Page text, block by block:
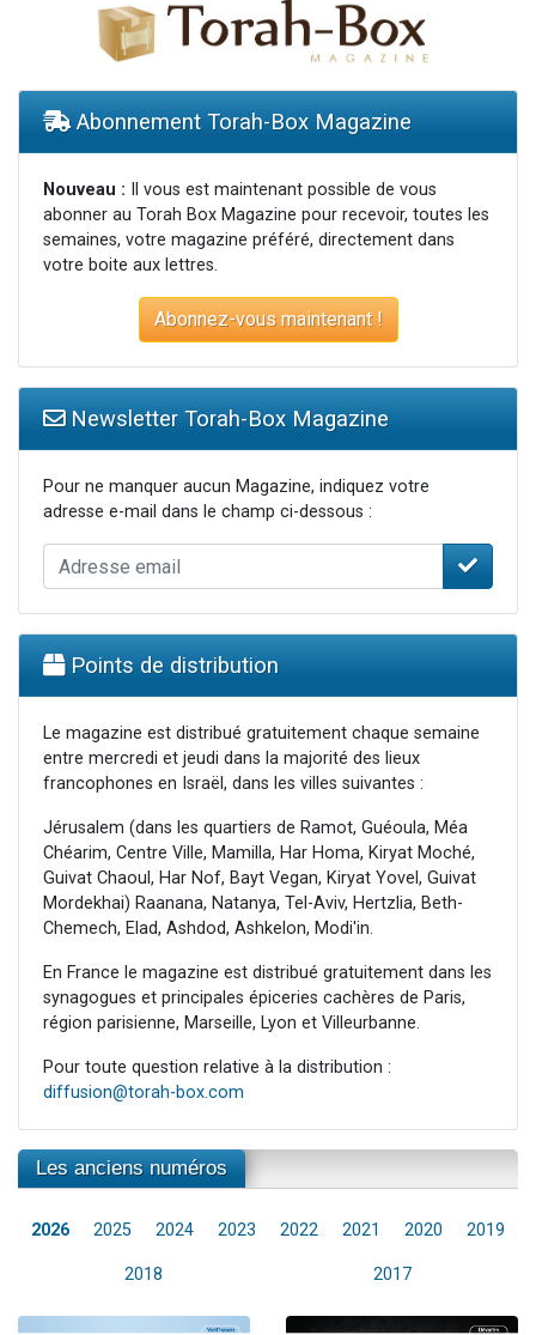
Abonnement Torah-Box Magazine
Nouveau : Il vous est maintenant possible de vous
abonner au Torah Box Magazine pour recevoir, toutes les
semaines, votre magazine préféré, directement dans
votre boite aux lettres.
Abonnez-vous maintenant !
Newsletter Torah-Box Magazine
Pour ne manquer aucun Magazine, indiquez votre
adresse e-mail dans le champ ci-dessous :
Points de distribution
Le magazine est distribué gratuitement chaque semaine
entre mercredi et jeudi dans la majorité des lieux
francophones en Israël, dans les villes suivantes :
Jérusalem (dans les quartiers de Ramot, Guéoula, Méa
Chéarim, Centre Ville, Mamilla, Har Homa, Kiryat Moché,
Guivat Chaoul, Har Nof, Bayt Vegan, Kiryat Yovel, Guivat
Mordekhai) Raanana, Natanya, Tel-Aviv, Hertzlia, Beth-
Chemech, Elad, Ashdod, Ashkelon, Modi'in.
En France le magazine est distribué gratuitement dans les
synagogues et principales épiceries cachères de Paris,
région parisienne, Marseille, Lyon et Villeurbanne.
Pour toute question relative à la distribution :
diffusion@torah-box.com
Les anciens numéros
2026 2025 2024 2023 2022 2021 2020 2019
2018 2017